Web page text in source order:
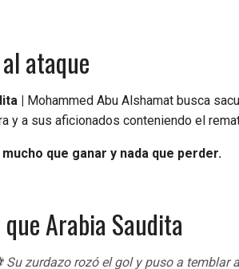
ataque
| Mohammed Abu Alshamat busca
y a sus aficionados conteniendo el
que ganar y nada que perder.
Arabia Saudita
Su zurdazo rozó el gol y puso a